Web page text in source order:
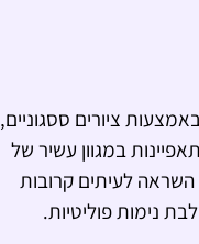
ציורים ססגוניים,
במגוון עשיר של
לעיתים קרובות
נימות פוליטיות.